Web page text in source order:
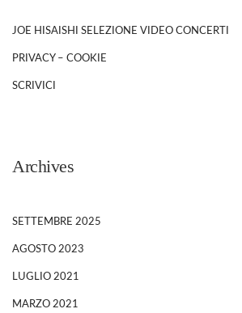
JOE HISAISHI SELEZIONE VIDEO CONCERTI
PRIVACY – COOKIE
SCRIVICI
Archives
SETTEMBRE 2025
AGOSTO 2023
LUGLIO 2021
MARZO 2021